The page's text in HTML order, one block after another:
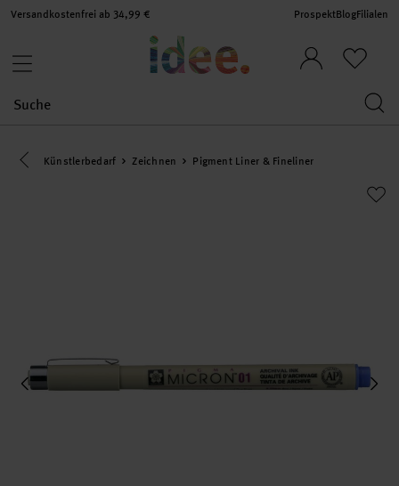
Versandkostenfrei ab 34,99 € ProspektBlogFilialen
Eine Kategorie zurück navigieren
Künstlerbedarf Zeichnen Pigment Liner & Fineliner